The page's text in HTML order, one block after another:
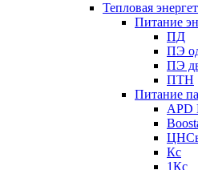
Тепловая
Питание
ПД
ПЭ
ПЭ
ПТН
Питание
APD
Кс
1Кс